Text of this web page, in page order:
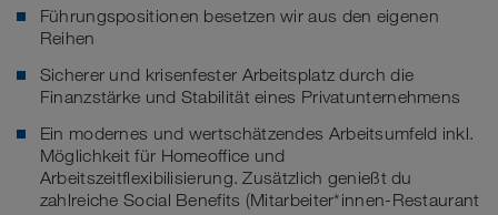
Führungspositionen besetzen wir aus den eigenen
Reihen
Sicherer und krisenfester Arbeitsplatz durch die
Finanzstärke und Stabilität eines Privatunternehmens
Ein modernes und wertschätzendes Arbeitsumfeld inkl.
Möglichkeit für Homeoffice und
Arbeitszeitflexibilisierung. Zusätzlich genießt du
zahlreiche Social Benefits (Mitarbeiter*innen-Restaurant